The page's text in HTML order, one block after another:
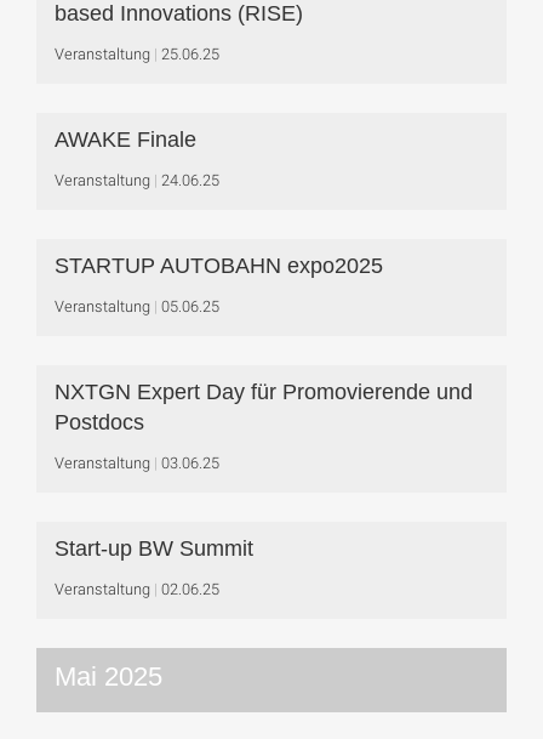
based Innovations (RISE)
Veranstaltung 25.06.25
AWAKE Finale
Veranstaltung 24.06.25
STARTUP AUTOBAHN expo2025
Veranstaltung 05.06.25
NXTGN Expert Day für Promovierende und
Postdocs
Veranstaltung 03.06.25
Start-up BW Summit
Veranstaltung 02.06.25
Mai 2025